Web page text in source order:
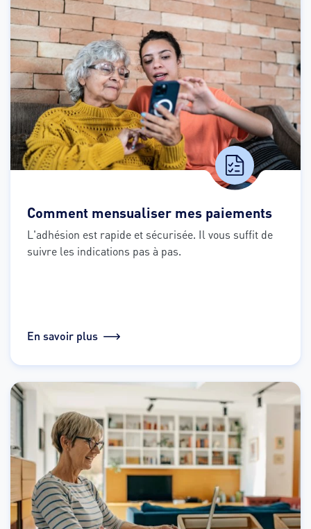
Comment mensualiser mes paiements
L'adhésion est rapide et sécurisée. Il vous suffit de
suivre les indications pas à pas.
En savoir plus